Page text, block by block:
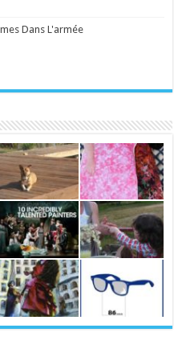
Dans L'armée